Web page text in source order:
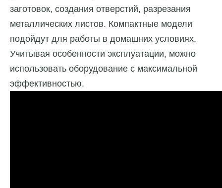
заготовок, создания отверстий, разрезания
металлических листов. Компактные модели
подойдут для работы в домашних условиях.
Учитывая особенности эксплуатации, можно
использовать оборудование с максимальной
эффективностью.